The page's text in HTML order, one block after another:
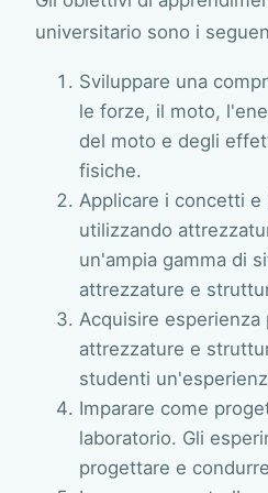
universitario sono i
Sviluppare una
le forze, il moto,
del moto e degli
fisiche.
Applicare i concetti
utilizzando
un'ampia gamma di
attrezzature e
Acquisire
attrezzature e
studenti
Imparare come
laboratorio. Gli
progettare e